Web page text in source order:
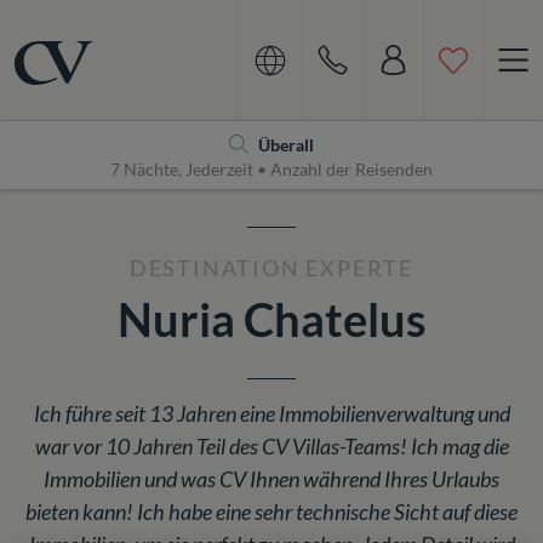
Überall
7 Nächte, Jederzeit • Anzahl der Reisenden
DESTINATION EXPERTE
Nuria Chatelus
Ich führe seit 13 Jahren eine Immobilienverwaltung und
war vor 10 Jahren Teil des CV Villas-Teams! Ich mag die
Immobilien und was CV Ihnen während Ihres Urlaubs
bieten kann! Ich habe eine sehr technische Sicht auf diese